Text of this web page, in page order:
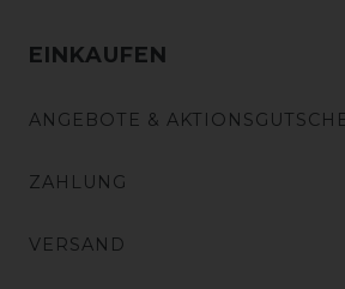
EINKAUFEN
ANGEBOTE &
ZAHLUNG
VERSAND